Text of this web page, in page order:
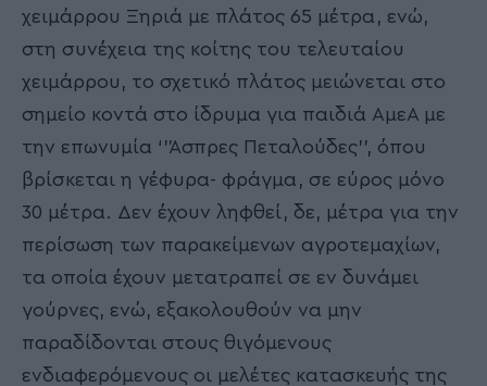
χειμάρρου Ξηριά με πλάτος 65 μέτρα, ενώ,
στη συνέχεια της κοίτης του τελευταίου
χειμάρρου, το σχετικό πλάτος μειώνεται στο
σημείο κοντά στο ίδρυμα για παιδιά ΑμεΑ με
την επωνυμία ‘’Άσπρες Πεταλούδες’’, όπου
βρίσκεται η γέφυρα- φράγμα, σε εύρος μόνο
30 μέτρα. Δεν έχουν ληφθεί, δε, μέτρα για την
περίσωση των παρακείμενων αγροτεμαχίων,
τα οποία έχουν μετατραπεί σε εν δυνάμει
γούρνες, ενώ, εξακολουθούν να μην
παραδίδονται στους θιγόμενους
ενδιαφερόμενους οι μελέτες κατασκευής της